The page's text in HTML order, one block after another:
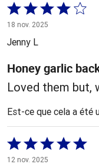
Coté
4 sur
5
18 nov. 2025
Jenny L
Honey garlic
Loved them but,
Est-ce que cela a été
Coté
5 sur
12 nov. 2025